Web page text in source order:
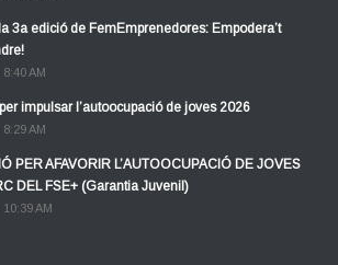
3a edició de FemEmprenedores: Empodera’t
AM
impulsar l’autoocupació de joves 2026
AM
PER AFAVORIR L’AUTOOCUPACIÓ DE JOVES
DEL FSE+ (Garantia Juvenil)
AM